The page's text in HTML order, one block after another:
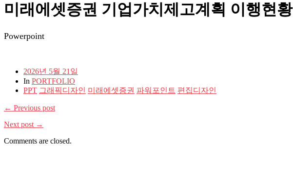
미래에셋증권 기업가치제고계획 이행현황
Powerpoint
2026년 5월 21일
In PORTFOLIO
PPT 그래픽디자인 미래에셋증권 파워포인트 편집디자인
← Previous post
Next post →
Comments are closed.